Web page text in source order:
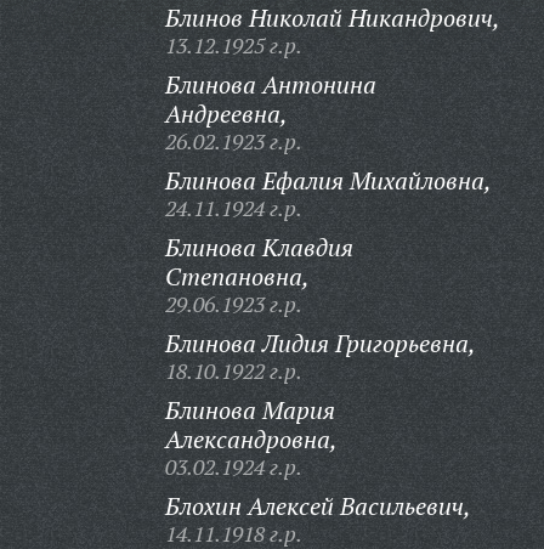
Блинов Николай Никандрович,
13.12.1925 г.р.
Блинова Антонина
Андреевна,
26.02.1923 г.р.
Блинова Ефалия Михайловна,
24.11.1924 г.р.
Блинова Клавдия
Степановна,
29.06.1923 г.р.
Блинова Лидия Григорьевна,
18.10.1922 г.р.
Блинова Мария
Александровна,
03.02.1924 г.р.
Блохин Алексей Васильевич,
14.11.1918 г.р.